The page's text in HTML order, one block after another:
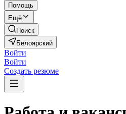
Помощь
Ещё
Поиск
Белоярский
Войти
Войти
Создать резюме